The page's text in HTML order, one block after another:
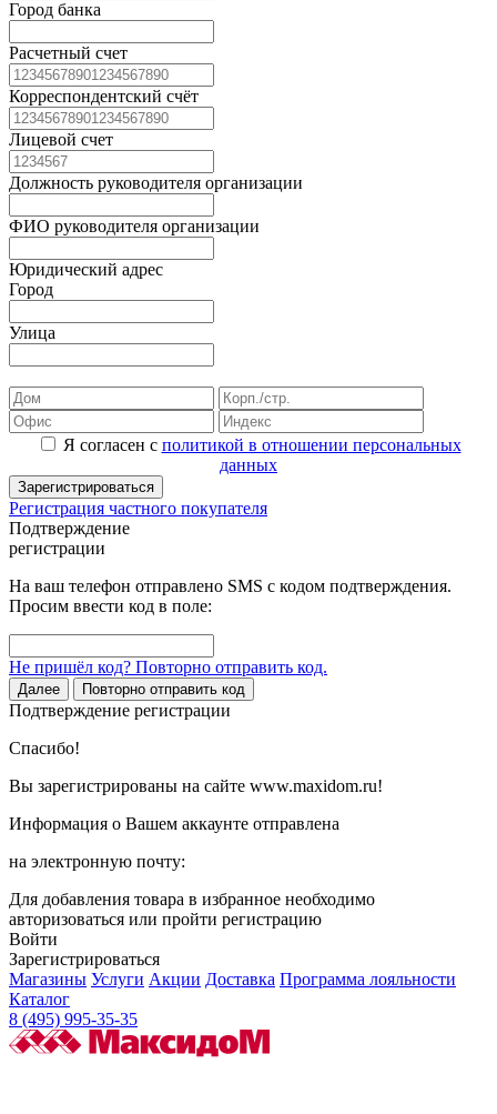
Город банка
Расчетный счет
Корреспондентский счёт
Лицевой счет
Должность руководителя организации
ФИО руководителя организации
Юридический адрес
Город
Улица
Я согласен с политикой в отношении персональных
данных
Зарегистрироваться
Регистрация частного покупателя
Подтверждение
регистрации
На ваш телефон отправлено SMS с кодом подтверждения.
Просим ввести код в поле:
Не пришёл код? Повторно отправить код.
Далее Повторно отправить код
Подтверждение регистрации
Спасибо!
Вы зарегистрированы на сайте www.maxidom.ru!
Информация о Вашем аккаунте отправлена
на электронную почту:
Для добавления товара в избранное необходимо
авторизоваться или пройти регистрацию
Войти
Зарегистрироваться
Магазины Услуги Акции Доставка Программа лояльности
Каталог
8 (495) 995-35-35